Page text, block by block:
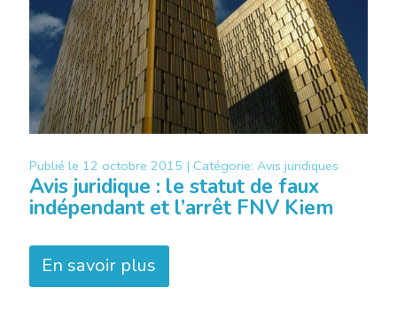
Publié le 12 octobre 2015 | Catégorie: Avis juridiques
Avis juridique : le statut de faux
indépendant et l’arrêt FNV Kiem
En savoir plus